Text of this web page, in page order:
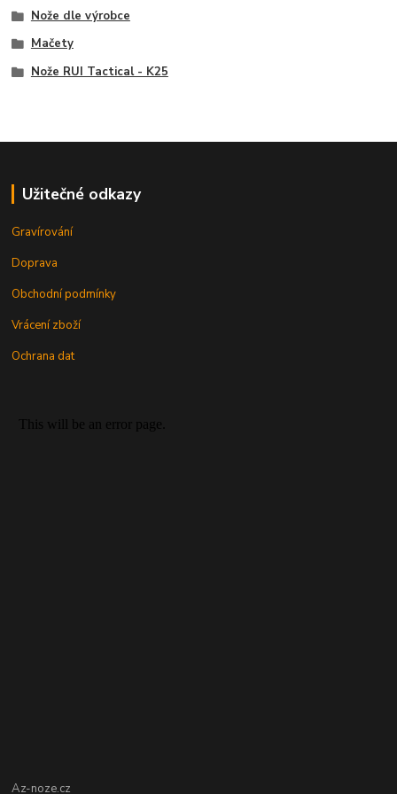
Nože dle výrobce
Mačety
Nože RUI Tactical - K25
Užitečné odkazy
Gravírování
Doprava
Obchodní podmínky
Vrácení zboží
Ochrana dat
Az-noze.cz